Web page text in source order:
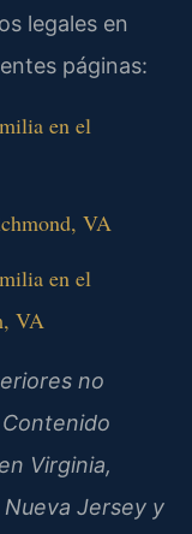
legales en
páginas:
en el
VA
en el
VA
no
Virginia,
Jersey y